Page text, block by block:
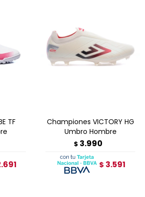
TF
Championes VICTORY HG
Umbro Hombre
$ 3.990
$ 3.591